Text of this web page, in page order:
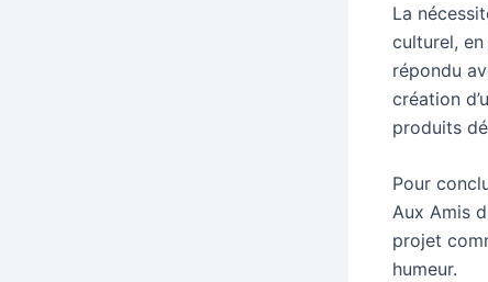
La
culturel,
répondu
création
produits
Pour
Aux Amis
projet
humeur.